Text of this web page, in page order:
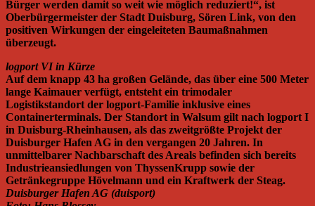
Bürger werden damit so weit wie möglich reduziert!“, ist
Oberbürgermeister der Stadt Duisburg, Sören Link, von den
positiven Wirkungen der eingeleiteten Baumaßnahmen
überzeugt.
logport VI in Kürze
Auf dem knapp 43 ha großen Gelände, das über eine 500 Meter
lange Kaimauer verfügt, entsteht ein trimodaler
Logistikstandort der logport-Familie inklusive eines
Containerterminals. Der Standort in Walsum gilt nach logport I
in Duisburg-Rheinhausen, als das zweitgrößte Projekt der
Duisburger Hafen AG in den vergangen 20 Jahren. In
unmittelbarer Nachbarschaft des Areals befinden sich bereits
Industrieansiedlungen von ThyssenKrupp sowie der
Getränkegruppe Hövelmann und ein Kraftwerk der Steag.
Duisburger Hafen AG (duisport)